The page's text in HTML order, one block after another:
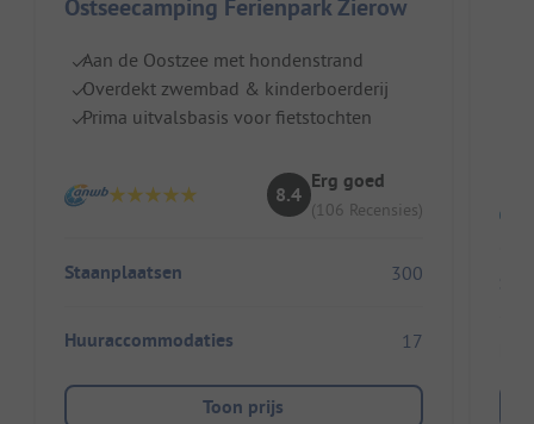
Ostseecamping Ferienpark Zierow
Aan de Oostzee met hondenstrand
Overdekt zwembad & kinderboerderij
Prima uitvalsbasis voor fietstochten
8.4
Erg goed
(106 Recensies)
Staanplaatsen 300
Huuraccommodaties 17
Toon prijs